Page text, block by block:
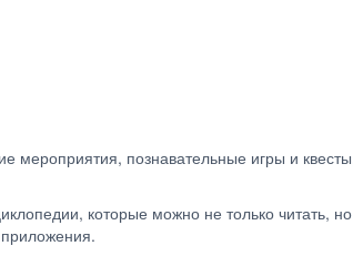
мероприятия, познавательные игры и
которые можно не только читать,